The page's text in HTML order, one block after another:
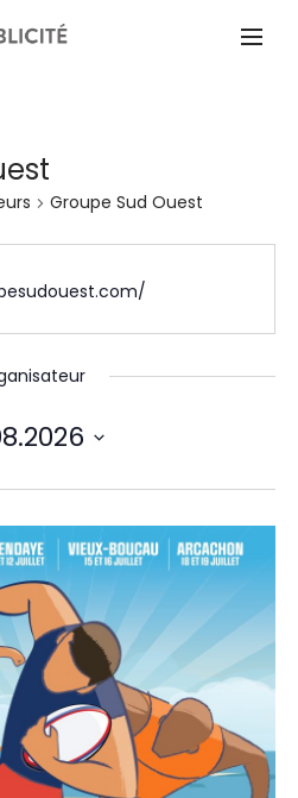
Groupe Sud Ouest